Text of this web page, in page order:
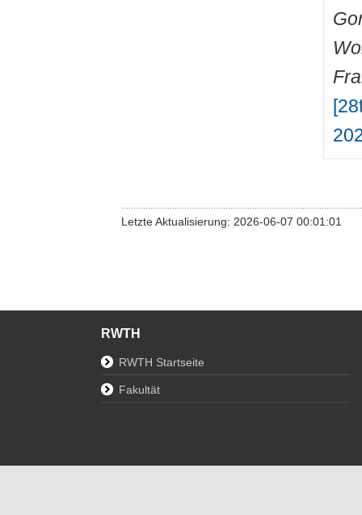
Letzte Aktualisierung: 2026-06-07 00:01:01
RWTH
RWTH Startseite
Fakultät